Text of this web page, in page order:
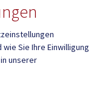
Sie Ihre Einwilligung
unserer